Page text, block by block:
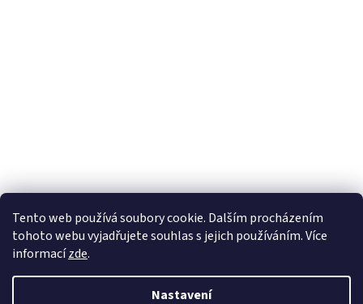
Tento web používá soubory cookie. Dalším procházením
tohoto webu vyjadřujete souhlas s jejich používáním. Více
informacízde.
Nastavení